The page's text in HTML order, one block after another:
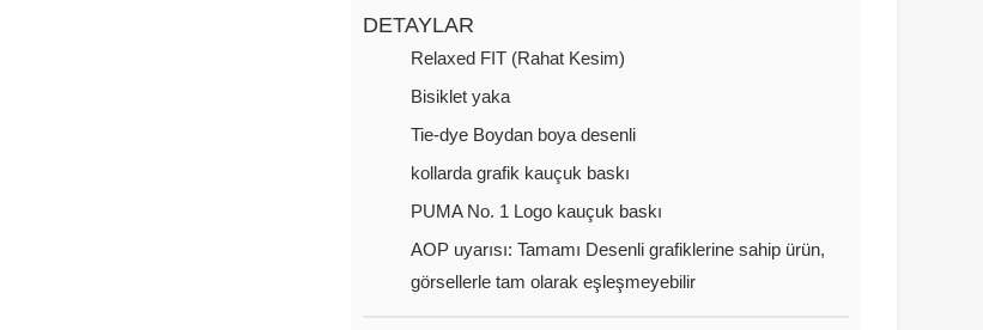
DETAYLAR
Relaxed FIT (Rahat Kesim)
Bisiklet yaka
Tie-dye Boydan boya desenli
kollarda grafik kauçuk baskı
PUMA No. 1 Logo kauçuk baskı
AOP uyarısı: Tamamı Desenli grafiklerine sahip ürün,
görsellerle tam olarak eşleşmeyebilir